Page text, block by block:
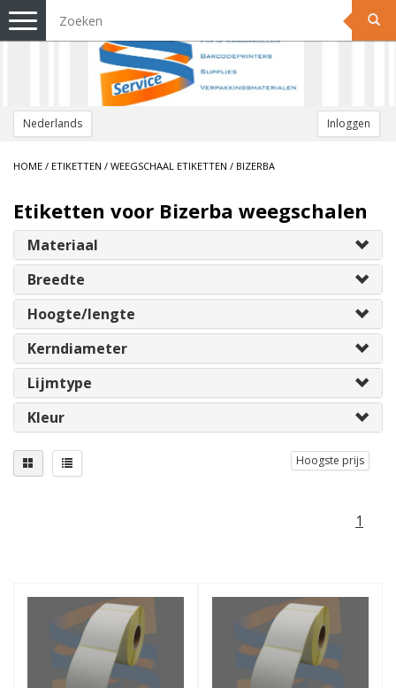
Nederlands Inloggen
Toggle
navigation
HOME / ETIKETTEN / WEEGSCHAAL ETIKETTEN / BIZERBA
Etiketten voor Bizerba weegschalen
Materiaal
Breedte
Hoogte/lengte
Kerndiameter
Lijmtype
Kleur
Hoogste prijs
1